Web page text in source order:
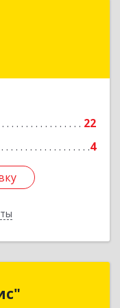
22
4
Сервис"